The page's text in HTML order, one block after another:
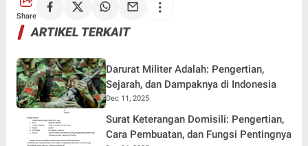
Share
ARTIKEL TERKAIT
Darurat Militer Adalah: Pengertian,
Sejarah, dan Dampaknya di Indonesia
Dec 11, 2025
Surat Keterangan Domisili: Pengertian,
Cara Pembuatan, dan Fungsi Pentingnya